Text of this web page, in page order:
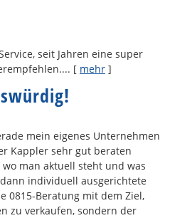
seit Jahren eine super
[ mehr ]
mein eigenes Unternehmen
Kappler sehr gut beraten
man aktuell steht und was
individuell ausgerichtete
0815-Beratung mit dem Ziel,
zu verkaufen, sondern der